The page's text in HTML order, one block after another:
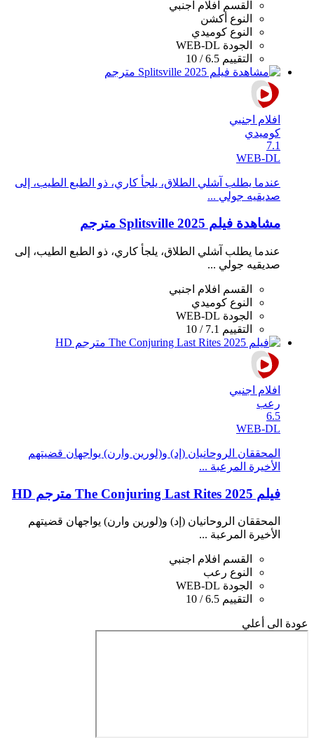
القسم افلام اجنبي
النوع أكشن
النوع كوميدي
الجودة WEB-DL
التقييم 6.5 / 10
افلام اجنبي
كوميدي
7.1
WEB-DL
عندما يطلب آشلي الطلاق، يلجأ كاري، ذو الطبع الطيب، إلى
صديقيه جولي ...
مشاهدة فيلم Splitsville 2025 مترجم
عندما يطلب آشلي الطلاق، يلجأ كاري، ذو الطبع الطيب، إلى
صديقيه جولي ...
القسم
افلام اجنبي
النوع كوميدي
الجودة WEB-DL
التقييم 7.1 / 10
افلام اجنبي
رعب
6.5
WEB-DL
المحققان الروحانيان (إد) و(لورين وارن) يواجهان قضيتهم
الأخيرة المرعبة ...
فيلم The Conjuring Last Rites 2025 مترجم HD
المحققان الروحانيان (إد) و(لورين وارن) يواجهان قضيتهم
الأخيرة المرعبة ...
القسم
افلام اجنبي
النوع رعب
الجودة WEB-DL
التقييم 6.5 / 10
عودة الى أعلي